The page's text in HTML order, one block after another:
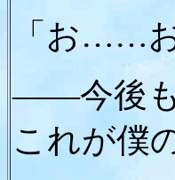
「お……
――今後も
これが僕